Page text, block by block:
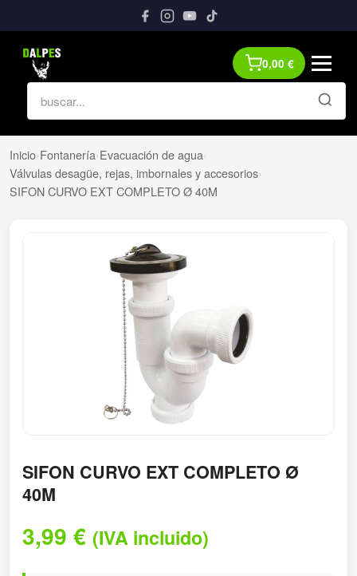
0,00 €
Inicio›Fontanería›Evacuación de agua›
Válvulas desagüe, rejas, imbornales y accesorios›
SIFON CURVO EXT COMPLETO Ø 40M
SIFON CURVO EXT COMPLETO Ø
40M
3,99 € (IVA incluido)